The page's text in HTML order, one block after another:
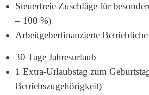
Steuerfreie Zuschläge für
– 100 %)
Arbeitgeberfinanzierte
30 Tage Jahresurlaub
1 Extra-Urlaubstag zum
Betriebszugehörigkeit)